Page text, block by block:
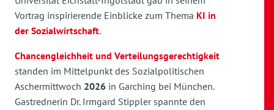
Vortrag inspirierende Einblicke zum Thema KI in
der Sozialwirtschaft.
Chancengleichheit und Verteilungsgerechtigkeit
standen im Mittelpunkt des Sozialpolitischen
Aschermittwoch 2026 in Garching bei München.
Gastrednerin Dr. Irmgard Stippler spannte den